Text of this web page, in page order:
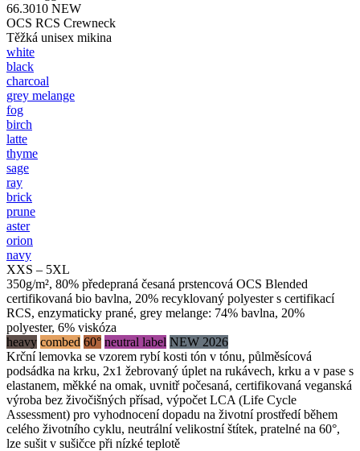
66.3010 NEW
OCS RCS Crewneck
Těžká unisex mikina
white
black
charcoal
grey melange
fog
birch
latte
thyme
sage
ray
brick
prune
aster
orion
navy
XXS – 5XL
350g/m², 80% předepraná česaná prstencová OCS Blended
certifikovaná bio bavlna, 20% recyklovaný polyester s certifikací
RCS, enzymaticky prané, grey melange: 74% bavlna, 20%
polyester, 6% viskóza
heavy combed 60° neutral label NEW 2026
Krční lemovka se vzorem rybí kosti tón v tónu, půlměsícová
podsádka na krku, 2x1 žebrovaný úplet na rukávech, krku a v pase s
elastanem, měkké na omak, uvnitř počesaná, certifikovaná veganská
výroba bez živočišných přísad, výpočet LCA (Life Cycle
Assessment) pro vyhodnocení dopadu na životní prostředí během
celého životního cyklu, neutrální velikostní štítek, pratelné na 60°,
lze sušit v sušičce při nízké teplotě